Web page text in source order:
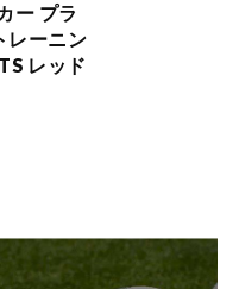
ー プラ
レーニン
レッド